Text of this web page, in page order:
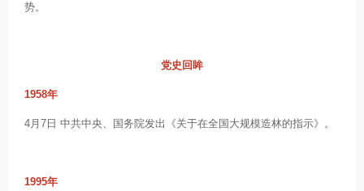
势。
党史回眸
1958年
4月7日 中共中央、国务院发出《关于在全国大规模造林的指示》。
1995年